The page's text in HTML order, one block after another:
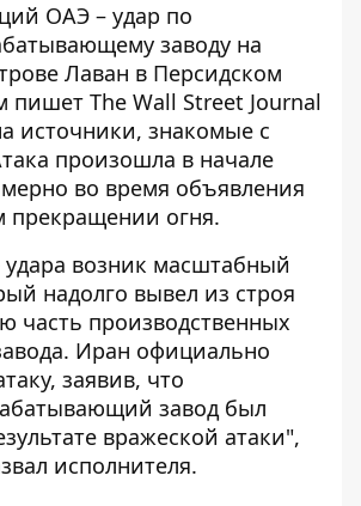
ОАЭ – удар по
заводу на
Лаван в Персидском
пишет The Wall Street Journal
источники, знакомые с
произошла в начале
во время объявления
прекращении огня.
удара возник масштабный
надолго вывел из строя
часть производственных
Иран официально
заявив, что
завод был
вражеской атаки",
исполнителя.